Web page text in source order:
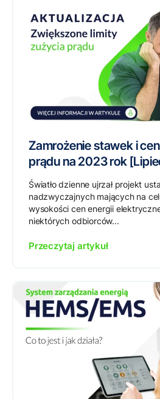
Zamrożenie stawek i
prądu na 2023 rok
Światło dzienne ujrzał projekt
nadzwyczajnych mających na
wysokości cen energii
niektórych odbiorców...
Przeczytaj artykuł